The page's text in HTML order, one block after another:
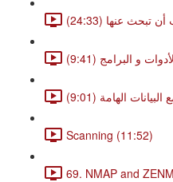
تبحث عنها (24:33)
و البرامج (9:41)
الهامة (9:01)
Scanning (11:52)
69. NMAP and